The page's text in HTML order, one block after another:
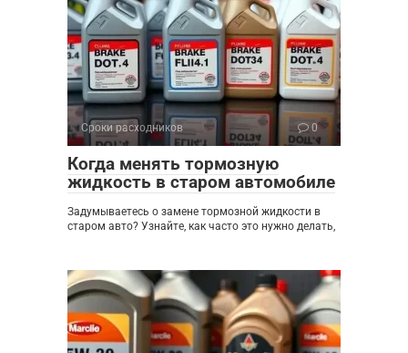
Сроки расходников 0
Когда менять тормозную
жидкость в старом автомобиле
Задумываетесь о замене тормозной жидкости в
старом авто? Узнайте, как часто это нужно делать,